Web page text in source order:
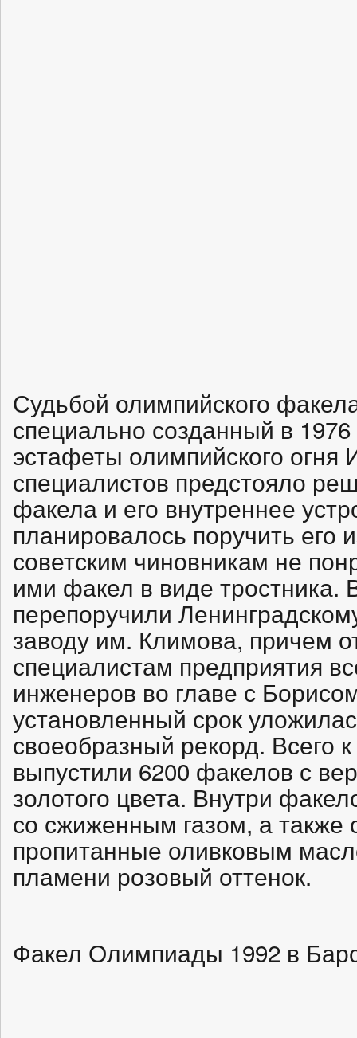
Судьбой олимпийского
специально созданный в
эстафеты олимпийского огня
специалистов предстояло
факела и его внутреннее
планировалось поручить его
советским чиновникам не
ими факел в виде тростника.
перепоручили
заводу им. Климова, причем
специалистам предприятия
инженеров во главе с
установленный срок
своеобразный рекорд. Всего
выпустили 6200 факелов с
золотого цвета. Внутри
со сжиженным газом, а
пропитанные оливковым
пламени розовый оттенок.
Факел Олимпиады 1992 в